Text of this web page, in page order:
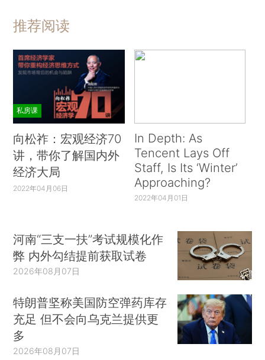
推荐阅读
私房课
向松祚：宏观经济70
讲，带你了解国内外
经济大局
2022年04月06日
In Depth: As
Tencent Lays Off
Staff, Is Its ‘Winter’
Approaching?
2022年04月01日
河南“三支一扶”考试规模化作
弊 内外勾结提前获取试卷
2026年08月07日
特朗普坚称美国防空弹药库存
充足 但不会向乌克兰提供更
多
2026年08月07日